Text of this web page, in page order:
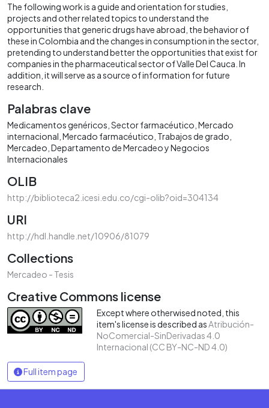
The following work is a guide and orientation for studies,
projects and other related topics to understand the
opportunities that generic drugs have abroad, the behavior of
these in Colombia and the changes in consumption in the sector,
pretending to understand better the opportunities that exist for
companies in the pharmaceutical sector of Valle Del Cauca. In
addition, it will serve as a source of information for future
research.
Palabras clave
Medicamentos genéricos Sector farmacéutico Mercado
internacional Mercado farmacéutico Trabajos de grado
Mercadeo Departamento de Mercadeo y Negocios
Internacionales
OLIB
http://biblioteca2.icesi.edu.co/cgi-olib?oid=304134
URI
http://hdl.handle.net/10906/81079
Collections
Mercadeo - Tesis
Creative Commons license
Except where otherwised noted, this
item's license is described asAtribución-
NoComercial-SinDerivadas 4.0
Internacional (CC BY-NC-ND 4.0)
Full item page